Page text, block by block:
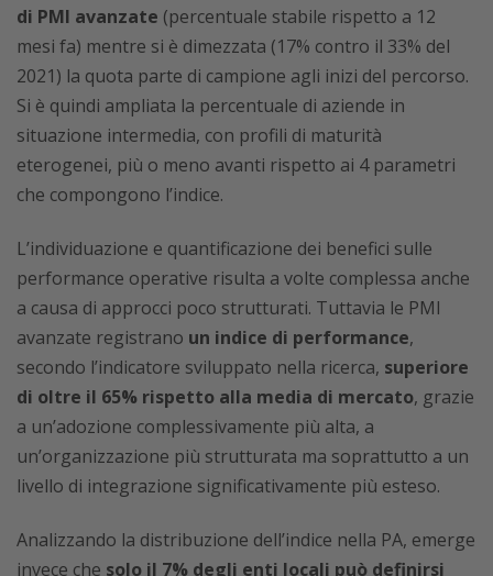
di PMI avanzate (percentuale stabile rispetto a 12
mesi fa) mentre si è dimezzata (17% contro il 33% del
2021) la quota parte di campione agli inizi del percorso.
Si è quindi ampliata la percentuale di aziende in
situazione intermedia, con profili di maturità
eterogenei, più o meno avanti rispetto ai 4 parametri
che compongono l’indice.
L’individuazione e quantificazione dei benefici sulle
performance operative risulta a volte complessa anche
a causa di approcci poco strutturati. Tuttavia le PMI
avanzate registrano un indice di performance,
secondo l’indicatore sviluppato nella ricerca, superiore
di oltre il 65% rispetto alla media di mercato, grazie
a un’adozione complessivamente più alta, a
un’organizzazione più strutturata ma soprattutto a un
livello di integrazione significativamente più esteso.
Analizzando la distribuzione dell’indice nella PA, emerge
invece che solo il 7% degli enti locali può definirsi